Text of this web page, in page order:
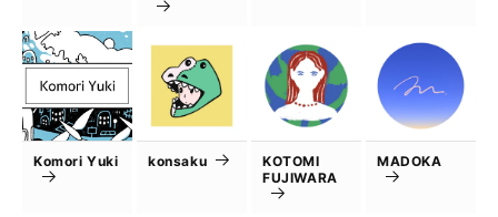
Komori Yuki konsaku
KOTOMI
FUJIWARA
MADOKA